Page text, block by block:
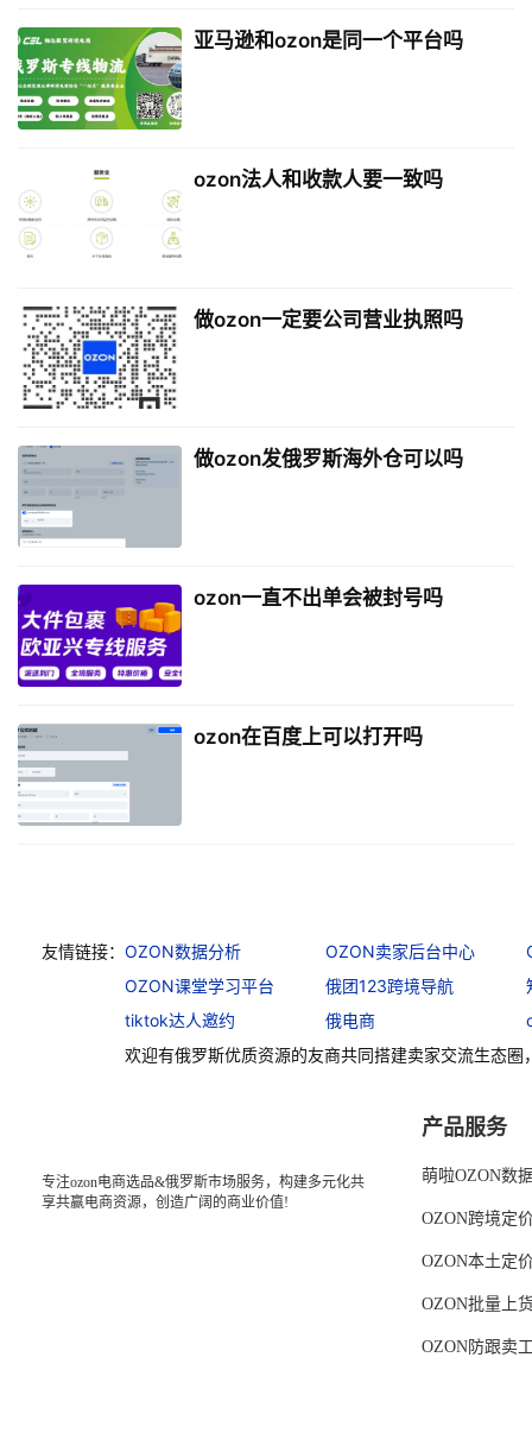
亚马逊和ozon是同一个平台吗
ozon法人和收款人要一致吗
做ozon一定要公司营业执照吗
做ozon发俄罗斯海外仓可以吗
ozon一直不出单会被封号吗
ozon在百度上可以打开吗
友情链接： OZON数据分析 OZON卖家后台中心
OZON课堂学习平台
俄团123跨境导航
tiktok达人邀约
俄电商
欢迎有俄罗斯优质资源的友商共同搭建卖家交流生态圈
专注ozon电商选品&俄罗斯市场服务，构建多元化共
享共赢电商资源，创造广阔的商业价值!
产品服务
萌啦OZON数
OZON跨境定
OZON本土定
OZON批量上
OZON防跟卖